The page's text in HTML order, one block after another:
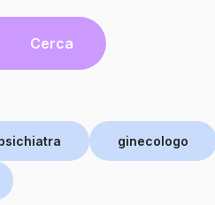
Cerca
ginecologo